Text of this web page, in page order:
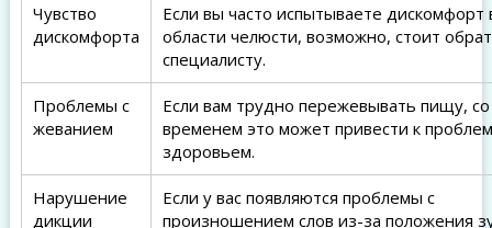
Чувство
дискомфорта
Если вы часто испытываете дискомфорт
области челюсти, возможно, стоит
специалисту.
Проблемы с
жеванием
Если вам трудно пережевывать пищу, со
временем это может привести к
здоровьем.
Нарушение
дикции
Если у вас появляются проблемы с
произношением слов из-за положения